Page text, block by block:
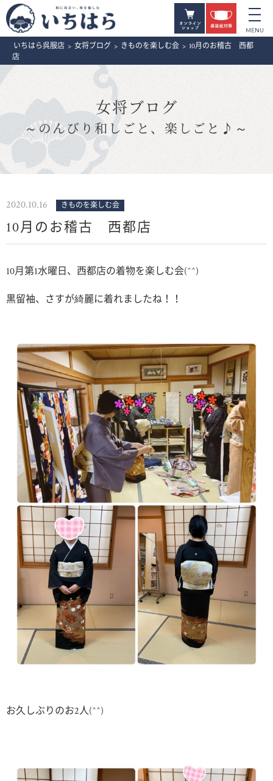
いちはら呉服店 > 女将ブログ > きものを楽しむ会 > 10月のお稽古 西都
店
女将ブログ
～のんびり和しごと、楽しごと♪～
2020.10.16 きものを楽しむ会
10月のお稽古 西都店
10月第1水曜日、西都店の着物を楽しむ会(^^)
黒留袖、さすが綺麗に着れましたね！！
お久しぶりのお2人(^^)